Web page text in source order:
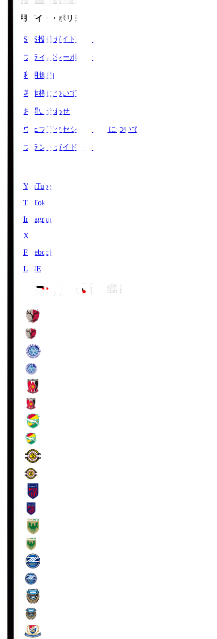
ご利用ガイド・ポリシー
SNS投稿ガイドライン
プライバシーポリシー
利用規約
著作権について
お問い合わせ
ウェブアクセシビリティについて
ブランドガイドライン
YouTube
TikTok
Instagram
X
Facebook
LINE